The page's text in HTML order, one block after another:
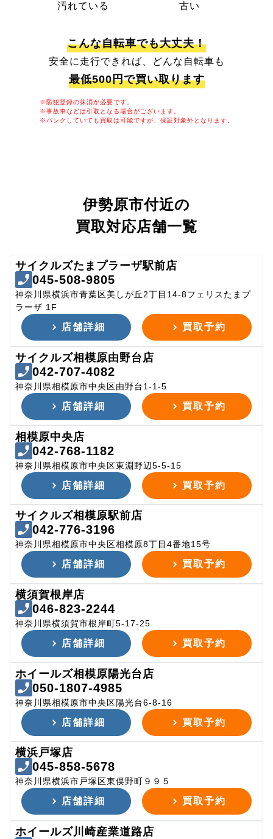
汚れている 古い
こんな自転車でも大丈夫！
安全に走行できれば、どんな自転車も
最低500円で買い取ります
※防犯登録の抹消が必要です。
※事故車などは引取となる場合がございます。
※パンクしていても買取は可能ですが、保証対象外となります。
伊勢原市付近の
買取対応店舗一覧
サイクルズたまプラーザ駅前店
045-508-9805
神奈川県横浜市青葉区美しが丘2丁目14-8フェリスたまプ
ラーザ 1F
店舗詳細 買取予約
サイクルズ相模原由野台店
042-707-4082
神奈川県相模原市中央区由野台1-1-5
店舗詳細 買取予約
相模原中央店
042-768-1182
神奈川県相模原市中央区東淵野辺5-5-15
店舗詳細 買取予約
サイクルズ相模原駅前店
042-776-3196
神奈川県相模原市中央区相模原8丁目4番地15号
店舗詳細 買取予約
横須賀根岸店
046-823-2244
神奈川県横須賀市根岸町5-17-25
店舗詳細 買取予約
ホイールズ相模原陽光台店
050-1807-4985
神奈川県相模原市中央区陽光台6-8-16
店舗詳細 買取予約
横浜戸塚店
045-858-5678
神奈川県横浜市戸塚区東俣野町９９５
店舗詳細 買取予約
ホイールズ川崎産業道路店